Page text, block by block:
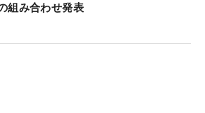
組み合わせ発表